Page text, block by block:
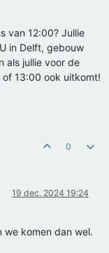
van 12:00? Jullie
in Delft, gebouw
als jullie voor de
13:00 ook uitkomt!
0
19 dec. 2024 19:24
we komen dan wel.